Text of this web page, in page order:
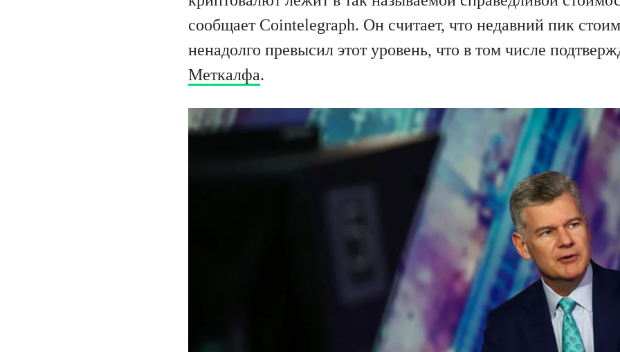
сообщает Cointelegraph. Он считает, что недавний пик
ненадолго превысил этот уровень, что в том числе
Меткалфа.